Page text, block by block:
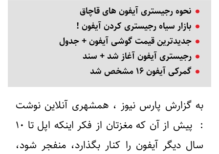
نحوه رجیستری آیفون‌ های قاچاق
بازار سیاه رجیستری کردن آیفون !
جدیدترین قیمت گوشی‌ آیفون + جدول
رجیستری آیفون آغاز شد + سند
گمرکی آیفون ۱۶ مشخص شد
به گزارش پارس نیوز ، همشهری آنلاین نوشت
: پیش از آن که مغزتان از فکر اینکه اپل تا ۱۰
سال دیگر آیفون را کنار بگذارد، منفجر شود،